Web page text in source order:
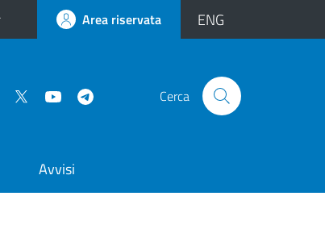
Area riservata ENG
Cerca
Avvisi